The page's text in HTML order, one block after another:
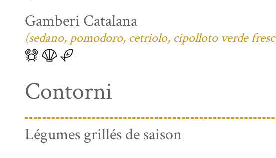
Gamberi Catalana
(sedano, pomodoro, cetriolo, cipolloto verde
Contorni
Légumes grillés de saison